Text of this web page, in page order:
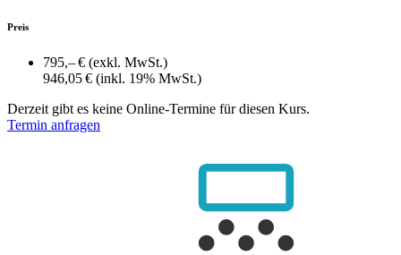
Preis
795,– € (exkl. MwSt.)
946,05 € (inkl. 19% MwSt.)
Derzeit gibt es keine Online-Termine für diesen Kurs.
Termin anfragen